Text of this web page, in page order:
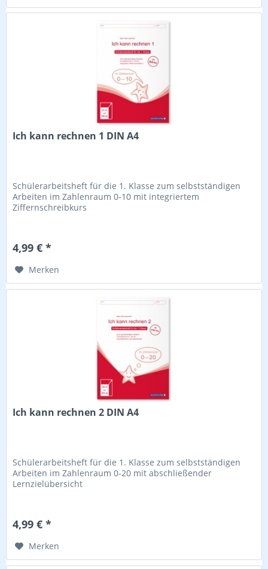
Ich kann rechnen 1 DIN A4
Schülerarbeitsheft für die 1. Klasse zum selbstständigen
Arbeiten im Zahlenraum 0-10 mit integriertem
Ziffernschreibkurs
4,99 € *
Merken
Ich kann rechnen 2 DIN A4
Schülerarbeitsheft für die 1. Klasse zum selbstständigen
Arbeiten im Zahlenraum 0-20 mit abschließender
Lernzielübersicht
4,99 € *
Merken